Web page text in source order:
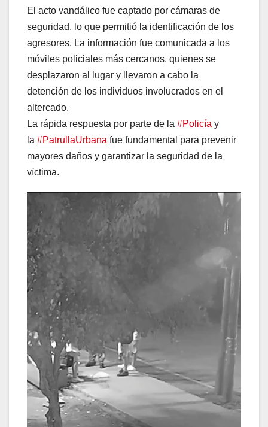
El acto vandálico fue captado por cámaras de
seguridad, lo que permitió la identificación de los
agresores. La información fue comunicada a los
móviles policiales más cercanos, quienes se
desplazaron al lugar y llevaron a cabo la
detención de los individuos involucrados en el
altercado.
La rápida respuesta por parte de la #Policía y
la #PatrullaUrbana fue fundamental para prevenir
mayores daños y garantizar la seguridad de la
víctima.